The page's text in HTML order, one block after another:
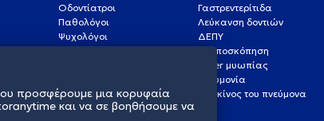
Οδοντίατροι
Παθολόγοι
Ψυχολόγοι
Καρδιολόγοι
Γαστρεντερίτιδα
Λεύκανση δοντιών
ΔΕΠΥ
Κολποσκόπηση
Laser μυωπίας
Πνευμονία
Καρκίνος του πνεύμονα
προσφέρουμε μια κορυφαία
και να σε βοηθήσουμε να